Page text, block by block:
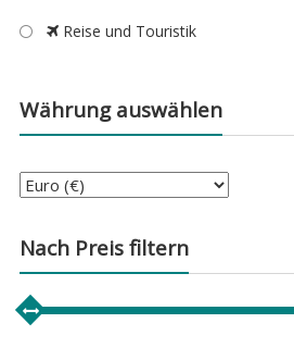
Reise und Touristik
Währung auswählen
Nach Preis filtern